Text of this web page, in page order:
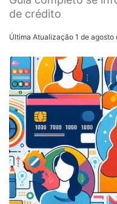
de crédito
Última Atualização 1 de agosto